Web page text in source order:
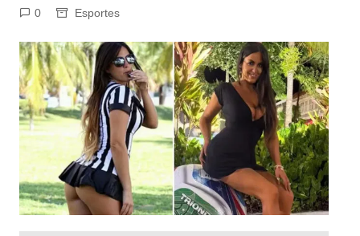
0
Esportes